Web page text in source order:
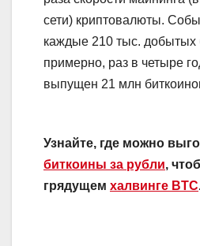
сети) криптовалюты.
каждые 210 тыс.
примерно, раз в четыре
выпущен 21 млн
Узнайте, где можно
биткоины за рубли,
грядущем халвинге BTC